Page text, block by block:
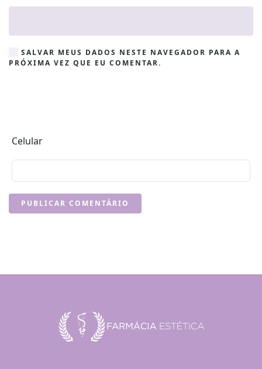
SALVAR MEUS DADOS NESTE NAVEGADOR PARA A
PRÓXIMA VEZ QUE EU COMENTAR.
Celular
PUBLICAR COMENTÁRIO